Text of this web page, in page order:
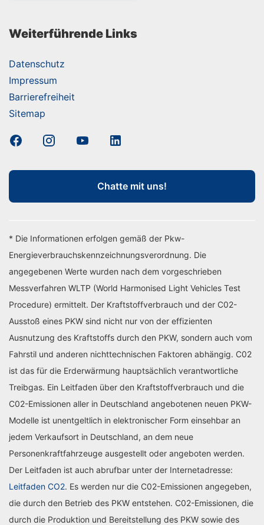
Weiterführende Links
Datenschutz
Impressum
Barrierefreiheit
Sitemap
Chatte mit uns!
* Die Informationen erfolgen gemäß der Pkw-
Energieverbrauchskennzeichnungsverordnung. Die
angegebenen Werte wurden nach dem vorgeschrieben
Messverfahren WLTP (World Harmonised Light Vehicles Test
Procedure) ermittelt. Der Kraftstoffverbrauch und der C02-
Ausstoß eines PKW sind nicht nur von der effizienten
Ausnutzung des Kraftstoffs durch den PKW, sondern auch vom
Fahrstil und anderen nichttechnischen Faktoren abhängig. C02
ist das für die Erderwärmung hauptsächlich verantwortliche
Treibgas. Ein Leitfaden über den Kraftstoffverbrauch und die
C02-Emissionen aller in Deutschland angebotenen neuen PKW-
Modelle ist unentgeltlich in elektronischer Form einsehbar an
jedem Verkaufsort in Deutschland, an dem neue
Personenkraftfahrzeuge ausgestellt oder angeboten werden.
Der Leitfaden ist auch abrufbar unter der Internetadresse:
Leitfaden CO2. Es werden nur die C02-Emissionen angegeben,
die durch den Betrieb des PKW entstehen. C02-Emissionen, die
durch die Produktion und Bereitstellung des PKW sowie des